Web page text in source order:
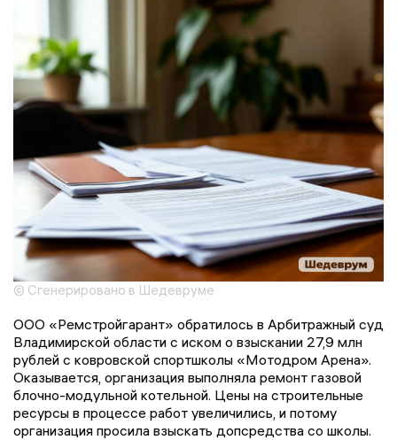
© Сгенерировано в Шедевруме
ООО «Ремстройгарант» обратилось в Арбитражный суд
Владимирской области с иском о взыскании 27,9 млн
рублей с ковровской спортшколы «Мотодром Арена».
Оказывается, организация выполняла ремонт газовой
блочно-модульной котельной. Цены на строительные
ресурсы в процессе работ увеличились, и потому
организация просила взыскать допсредства со школы.